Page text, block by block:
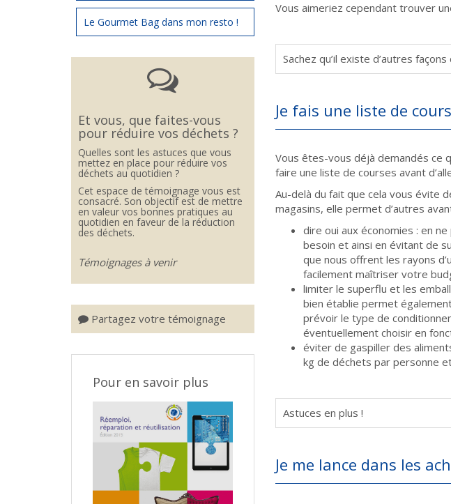
Le Gourmet Bag dans mon resto !
Et vous, que faites-vous
pour réduire vos déchets ?
Quelles sont les astuces que vous
mettez en place pour réduire vos
déchets au quotidien ?
Cet espace de témoignage vous est
consacré. Son objectif est de mettre
en valeur vos bonnes pratiques au
quotidien en faveur de la réduction
des déchets.
Témoignages à venir
Partagez votre témoignage
Pour en savoir plus
Vous aimeriez cependant trouver
Sachez qu’il existe d’autres
Je fais une liste de
Vous êtes-vous déjà demandés ce
faire une liste de courses avant
Au-delà du fait que cela vous évite
magasins, elle permet d’autres
dire oui aux économies : en
besoin et ainsi en évitant de
que nous offrent les rayons
facilement maîtriser votre
limiter le superflu et les
bien établie permet
prévoir le type de
éventuellement choisir en
éviter de gaspiller des
kg de déchets par personne
Astuces en plus !
Je me lance dans les